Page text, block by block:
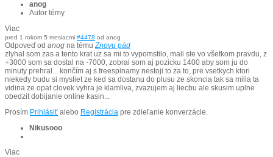
anog
Autor témy
Viac
pred 1 rokom 5 mesiacmi #4478 od anog
Odpoveď od anog na témuZnovu pád
zlyhal som zas a tento krat uz sa mi to vypomstilo, mali ste vo všetkom pravdu, z
+3000 som sa dostal na -7000, zobral som aj pozicku 1400 aby som ju do
minuty prehral... končím aj s freespinamy nestoji to za to, pre vsetkych ktori
niekedy budu si mysliet ze ked sa dostanu do plusu ze skoncia tak sa milia ta
vidina ze opat clovek vyhra je klamliva, zvazujem aj liecbu ale skusim uplne
obedzit dobijanie online kasin...
Prosím Prihlásiť alebo Registrácia pre zdieľanie konverzácie.
Nikusooo
Viac